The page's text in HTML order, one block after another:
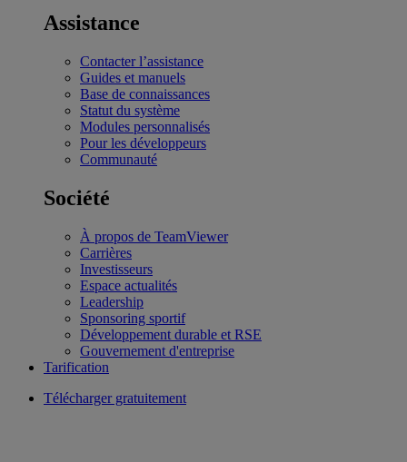
Assistance
Contacter l’assistance
Guides et manuels
Base de connaissances
Statut du système
Modules personnalisés
Pour les développeurs
Communauté
Société
À propos de TeamViewer
Carrières
Investisseurs
Espace actualités
Leadership
Sponsoring sportif
Développement durable et RSE
Gouvernement d'entreprise
Tarification
Télécharger gratuitement